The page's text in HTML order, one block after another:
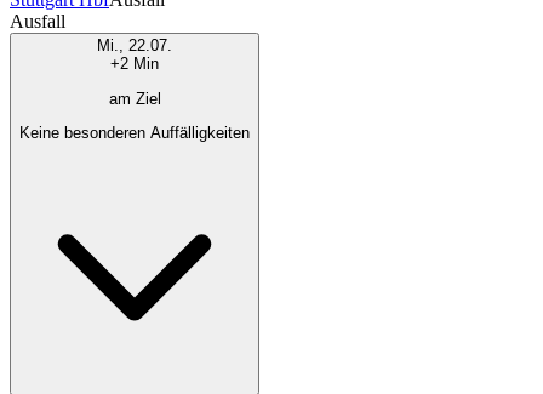
Ausfall
Mi., 22.07.
+2 Min
am Ziel
Keine besonderen Auffälligkeiten